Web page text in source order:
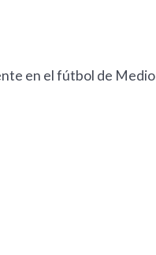
en el fútbol de Medio